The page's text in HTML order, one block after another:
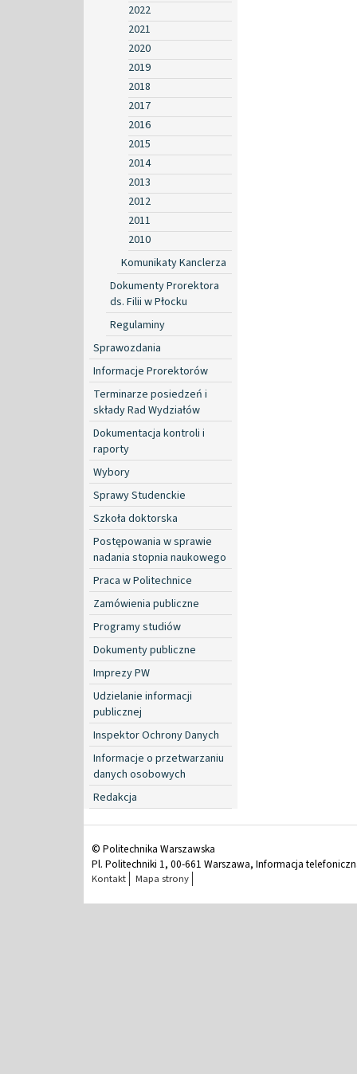
2022
2021
2020
2019
2018
2017
2016
2015
2014
2013
2012
2011
2010
Komunikaty Kanclerza
Dokumenty Prorektora
ds. Filii w Płocku
Regulaminy
Sprawozdania
Informacje Prorektorów
Terminarze posiedzeń i
składy Rad Wydziałów
Dokumentacja kontroli i
raporty
Wybory
Sprawy Studenckie
Szkoła doktorska
Postępowania w sprawie
nadania stopnia naukowego
Praca w Politechnice
Zamówienia publiczne
Programy studiów
Dokumenty publiczne
Imprezy PW
Udzielanie informacji
publicznej
Inspektor Ochrony Danych
Informacje o przetwarzaniu
danych osobowych
Redakcja
© Politechnika Warszawska
Pl. Politechniki 1, 00-661 Warszawa, Informacja
Kontakt Mapa strony